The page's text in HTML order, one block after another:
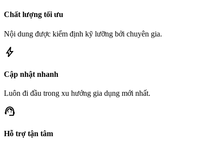
Chất lượng tối ưu
Nội dung được kiểm định kỹ lưỡng bởi chuyên gia.
bolt
Cập nhật nhanh
Luôn đi đầu trong xu hướng gia dụng mới nhất.
support_agent
Hỗ trợ tận tâm